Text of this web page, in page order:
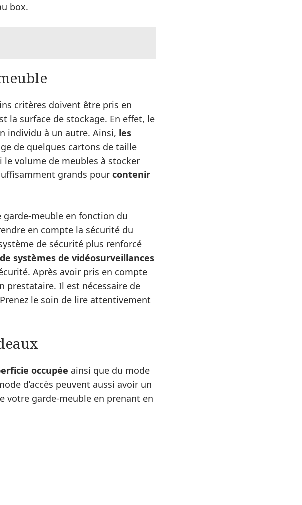
box.
critères doivent être pris en
la surface de stockage. En effet, le
individu à un autre. Ainsi, les
de quelques cartons de taille
le volume de meubles à stocker
grands pour contenir
meuble en fonction du
en compte la sécurité du
de sécurité plus renforcé
systèmes de vidéosurveillances
Après avoir pris en compte
prestataire. Il est nécessaire de
le soin de lire attentivement
occupée ainsi que du mode
d’accès peuvent aussi avoir un
votre garde-meuble en prenant en